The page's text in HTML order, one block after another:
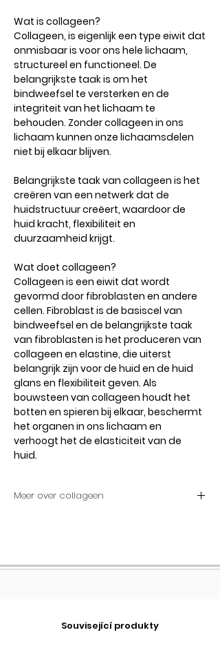
Wat is collageen?
Collageen, is eigenlijk een type eiwit dat
onmisbaar is voor ons hele lichaam,
structureel en functioneel. De
belangrijkste taak is om het
bindweefsel te versterken en de
integriteit van het lichaam te
behouden. Zonder collageen in ons
lichaam kunnen onze lichaamsdelen
niet bij elkaar blijven.
Belangrijkste taak van collageen is het
creëren van een netwerk dat de
huidstructuur creëert, waardoor de
huid kracht, flexibiliteit en
duurzaamheid krijgt.
Wat doet collageen?
Collageen is een eiwit dat wordt
gevormd door fibroblasten en andere
cellen. Fibroblast is de basiscel van
bindweefsel en de belangrijkste taak
van fibroblasten is het produceren van
collageen en elastine, die uiterst
belangrijk zijn voor de huid en de huid
glans en flexibiliteit geven. Als
bouwsteen van collageen houdt het
botten en spieren bij elkaar, beschermt
het organen in ons lichaam en
verhoogt het de elasticiteit van de
huid.
Meer over collageen
door bepaalde eetgewoonten aan te
menopauze is het verlies van
Související produkty